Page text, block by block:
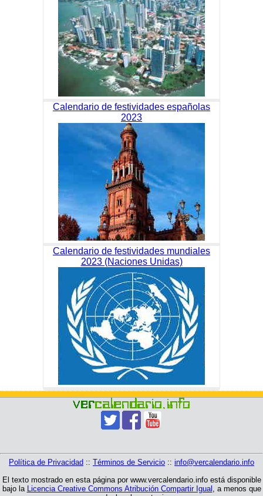
Calendario de festividades españolas
2023
Calendario de festividades mundiales
2023 (Naciones Unidas)
Política de Privacidad :: Términos de Servicio :: info@vercalendario.info
El texto mostrado en esta página por www.vercalendario.info está disponible
bajo la Licencia Creative Commons Atribución Compartir Igual , a menos que